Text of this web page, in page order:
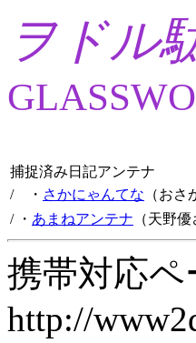
ヲドル
捕捉済み日記アンテナ
/ ・ さかにゃんてな （おさ
/ ・ あまねアンテナ （天野優
携帯対応ペ
http://